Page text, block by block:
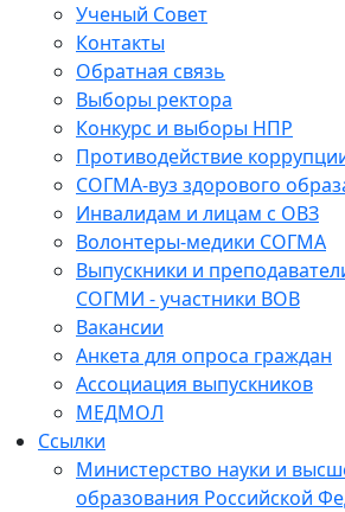
Ученый Совет
Контакты
Обратная связь
Выборы ректора
Конкурс и выборы НПР
Противодействие
СОГМА-вуз здорового
Инвалидам и лицам с ОВЗ
Волонтеры-медики СОГМА
Выпускники и
СОГМИ - участники ВОВ
Вакансии
Анкета для опроса граждан
Ассоциация выпускников
МЕДМОЛ
Ссылки
Министерство науки и
образования Российской